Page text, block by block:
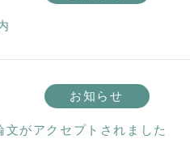
お知らせ
がアクセプトされました